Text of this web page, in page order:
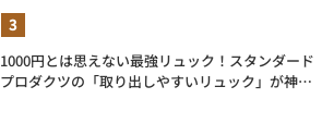
1000円とは思えない最強リュック！スタンダード
プロダクツの「取り出しやすいリュック」が神す